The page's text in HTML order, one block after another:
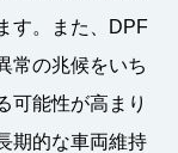
す。また、DPF
常の兆候をいち
可能性が高まり
期的な車両維持